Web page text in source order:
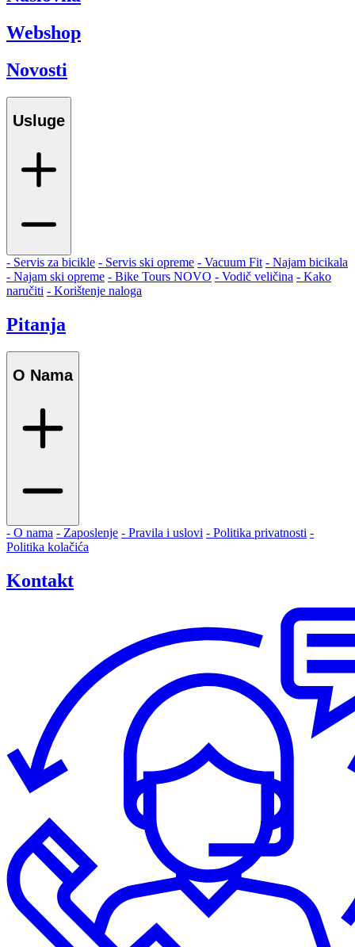
Webshop
Novosti
Usluge
- Servis za bicikle - Servis ski opreme - Vacuum Fit - Najam bicikala
- Najam ski opreme - Bike Tours NOVO - Vodič veličina - Kako
naručiti - Korištenje naloga
Pitanja
O Nama
- O nama - Zaposlenje - Pravila i uslovi - Politika privatnosti -
Politika kolačića
Kontakt